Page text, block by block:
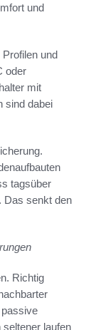
und
und
oder
mit
sind dabei
tagsüber
Das senkt den
Richtig
laufen